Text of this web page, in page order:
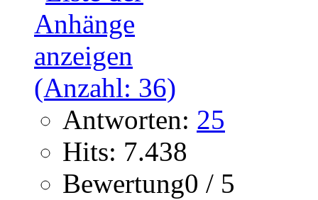
Antworten: 25
Hits: 7.438
Bewertung0 / 5